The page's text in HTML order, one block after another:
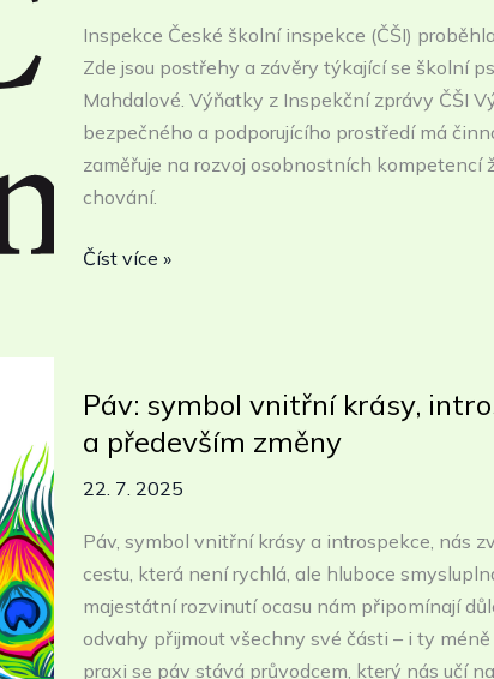
Inspekce České školní inspekce (ČŠI)
Zde jsou postřehy a závěry týkající se školní
Mahdalové. Výňatky z Inspekční zprávy ČŠI
bezpečného a podporujícího prostředí má
zaměřuje na rozvoj osobnostních kompetencí
chování.
Jak
Jitku
Mahdalovou
coby
psycholožku?
Číst více »
Páv: symbol vnitřní krásy,
a především změny
22. 7. 2025
Páv, symbol vnitřní krásy a introspekce, nás
cestu, která není rychlá, ale hluboce
majestátní rozvinutí ocasu nám připomínají
odvahy přijmout všechny své části – i ty
praxi se páv stává průvodcem, který nás učí